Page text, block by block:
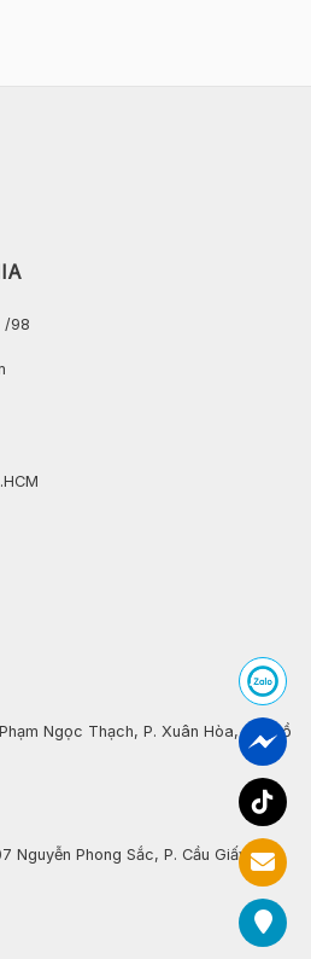
/98
Ngọc Thạch, P. Xuân Hòa, Tp. Hồ
Nguyễn Phong Sắc, P. Cầu Giấy, Hà